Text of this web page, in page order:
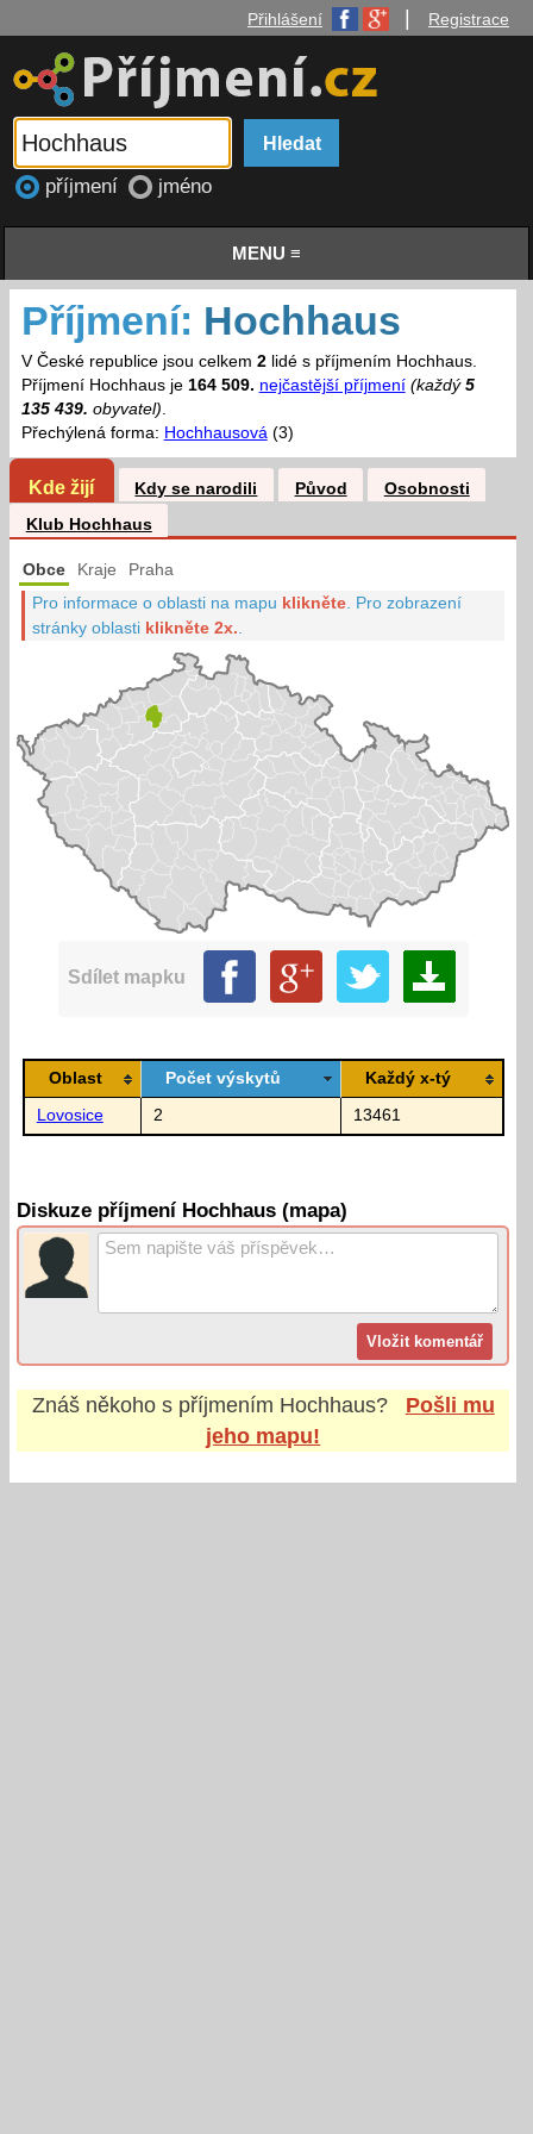
Přihlášení Registrace
příjmení jméno
MENU ≡
Příjmení: Hochhaus
V České republice jsou celkem 2lidé s příjmením Hochhaus.
Příjmení Hochhaus je 164 509. nejčastější příjmení (každý 5
135 439. obyvatel).
Přechýlená forma: Hochhausová(3)
Kde žijí Kdy se narodili Původ
Osobnosti
Klub Hochhaus
Obce Kraje Praha
Pro informace o oblasti na mapu klikněte Pro zobrazení
stránky oblasti klikněte 2x.
Sdílet mapku
Oblast Počet výskytů Každý x-tý
Lovosice 2 13461
Diskuze příjmení Hochhaus (mapa)
Znáš někoho s příjmením Hochhaus?
Pošli mu
jeho mapu!